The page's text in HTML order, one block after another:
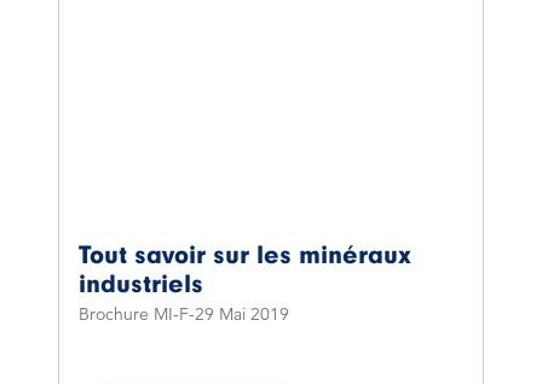
Tout savoir sur les minéraux
industriels
Brochure MI-F 29 Mai 2019